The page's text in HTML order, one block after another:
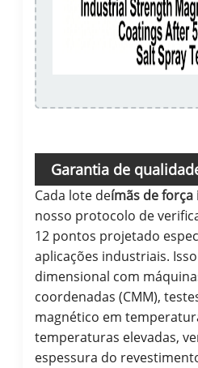
Garantia de
industriais
Cada lote deímãs de
nosso protocolo de
12 pontos projetado
aplicações industriais.
dimensional com
coordenadas (CMM),
magnético em
temperaturas elevadas,
espessura do